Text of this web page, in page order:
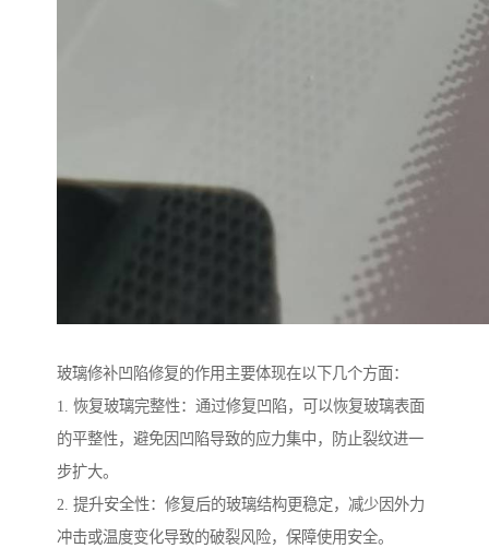
玻璃修补凹陷修复的作用主要体现在以下几个方面：
1. 恢复玻璃完整性：通过修复凹陷，可以恢复玻璃表面
的平整性，避免因凹陷导致的应力集中，防止裂纹进一
步扩大。
2. 提升安全性：修复后的玻璃结构更稳定，减少因外力
冲击或温度变化导致的破裂风险，保障使用安全。